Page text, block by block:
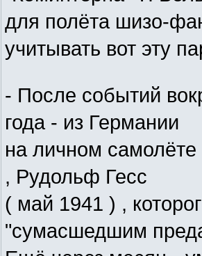
для полёта шизо-
учитывать вот эту
- После событий
года - из Германии
на личном самолёте
, Рудольф Гесс
( май 1941 ) ,
"сумасшедшим